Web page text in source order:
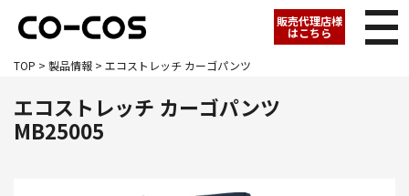
販売代理店様
はこちら
TOP > 製品情報 > エコストレッチ カーゴパンツ
エコストレッチ カーゴパンツ
MB25005